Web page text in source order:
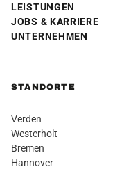
LEISTUNGEN
JOBS & KARRIERE
UNTERNEHMEN
STANDORTE
Verden
Westerholt
Bremen
Hannover